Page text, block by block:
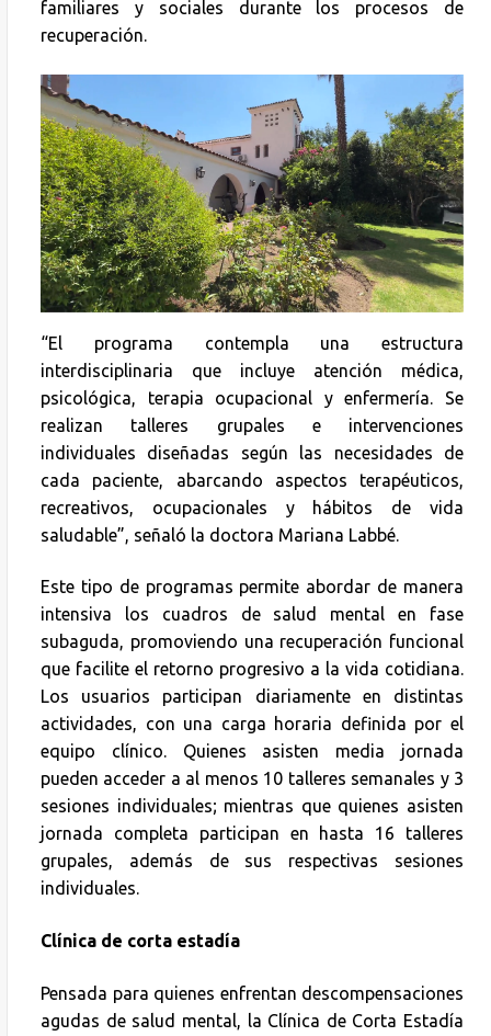
familiares y sociales durante los procesos de
recuperación.
“El programa contempla una estructura
interdisciplinaria que incluye atención médica,
psicológica, terapia ocupacional y enfermería. Se
realizan talleres grupales e intervenciones
individuales diseñadas según las necesidades de
cada paciente, abarcando aspectos terapéuticos,
recreativos, ocupacionales y hábitos de vida
saludable”, señaló la doctora Mariana Labbé.
Este tipo de programas permite abordar de manera
intensiva los cuadros de salud mental en fase
subaguda, promoviendo una recuperación funcional
que facilite el retorno progresivo a la vida cotidiana.
Los usuarios participan diariamente en distintas
actividades, con una carga horaria definida por el
equipo clínico. Quienes asisten media jornada
pueden acceder a al menos 10 talleres semanales y 3
sesiones individuales; mientras que quienes asisten
jornada completa participan en hasta 16 talleres
grupales, además de sus respectivas sesiones
individuales.
Clínica de corta estadía
Pensada para quienes enfrentan descompensaciones
agudas de salud mental, la Clínica de Corta Estadía